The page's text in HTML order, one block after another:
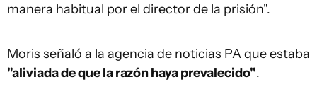
manera habitual por el director de la prisión".
Moris señaló a la agencia de noticias PA que estaba
"aliviada de que la razón haya prevalecido".